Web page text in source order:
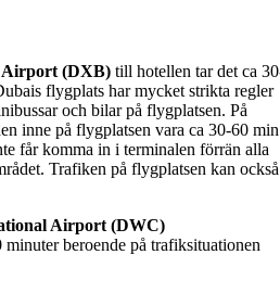
(DXB) till hotellen tar det ca
flygplats har mycket strikta regler
och bilar på flygplatsen. På
inne på flygplatsen vara ca 30-60
får komma in i terminalen förrän alla
Trafiken på flygplatsen kan också
Airport (DWC)
beroende på trafiksituationen